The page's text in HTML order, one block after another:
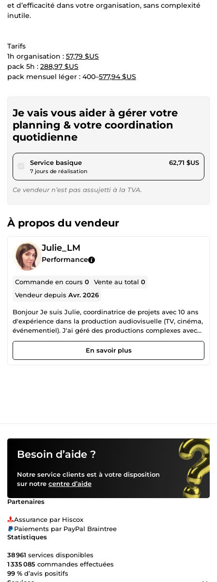
et d’efficacité dans votre organisation, sans complexité
inutile.
Tarifs
1h organisation : 57,79 $US
pack 5h : 288,97 $US
pack mensuel léger : 400–577,94 $US
Je vais vous aider à gérer votre
planning & votre coordination
quotidienne
Service basiquepour 57,79 $US
7 jours de réalisation
62,71 $US
Ce vendeur n’est pas assujetti à la TVA.
À propos du vendeur
Julie_LM
Performance
Commande en cours0 Vente au total0
Vendeur depuisAvr. 2026
Bonjour Je suis Julie, coordinatrice de projets avec 10 ans
d'expérience dans la production audiovisuelle (TV, cinéma,
événementiel). J'ai géré des productions complexes avec
des équipes de + de 100 personnes et des deadlines
serrées pour des clients et des projets locaux comme
internationaux (Canada, Colombie, Panama, France).
administratif, saisie de données 💡 POURQUOI ME CHOISIR
? Rigueur &amp; organisation : Habituée à coordonner des
projets complexes avec multiples intervenants Réactivité :
Autonomie : Je prends les devants pour anticiper vos
besoins Expérience internationale : Bilingue FR/EN, j'ai
travaillé au Canada, en France et en Amérique latine Outils
maîtrisés : Google Suite, Microsoft Office, outils de gestion
du Nord, Amérique latine (expertise terrain) 💼
DISPONIBILITÉ : Réponse sous 24h maximum • Délais de
livraison respectés 🎁 TARIFS DE LANCEMENT : Profitez de
mes offres pour mes premières missions sur ComeUp
Prêt(e) à déléguer et gagner du temps ? Contactez-moi, je
serais ravie d'échanger sur votre projet !
En savoir plus
Besoin d’aide ?
Notre service clients est à votre disposition
sur notre centre d’aide
Partenaires
Assurance par Hiscox
Paiements par PayPal Braintree
Statistiques
38 961 services disponibles
1 335 085 commandes effectuées
99 % d’avis positifs